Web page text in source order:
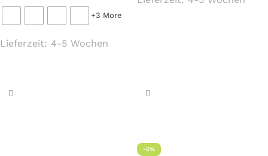
+3 More
Lieferzeit: 4-5 Wochen
-5%